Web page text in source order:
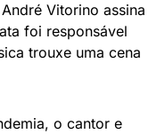
Vitorino assina
foi responsável
trouxe uma cena
o cantor e